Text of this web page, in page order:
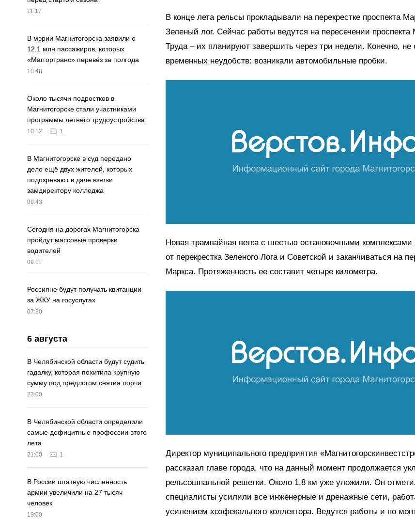
11:17
В мэрии Магнитогорска заявили о
12,1 млн пассажиров, которых
«Маггортранс» перевёз за полгода
10:48
Около тысячи подростков в
Магнитогорске стали участниками
программы летнего трудоустройства
10:12 1
В Магнитогорске в суд передано
дело ещё двух жителей, которых
подозревают в даче взятки
замдиректору колледжа
09:43
Сегодня на дорогах Магнитогорска
пройдут массовые проверки
водителей
09:11
Россияне будут получать квитанции
за ЖКУ на госуслугах
07:30
6 августа
В Челябинской области будут судить
гадалку, которая похитила крупную
сумму под предлогом снятия порчи
23:00
В Челябинской области определили
самые дефицитные профессии этого
лета
21:00 1
В России штатную численность
армии увеличили на 27 тысяч
человек
19:00
В конце лета рельсы прокладывали на перекрестке проспекта
Зеленый лог. Сейчас работы ведутся на пересечении
Труда – их планируют завершить через три недели. Конечно,
временных неудобств: возникали автомобильные пробки.
Новая трамвайная ветка с шестью остановочными комплексами
от перекрестка Зеленого Лога и Советской и заканчиваться на
Маркса. Протяженность ее составит четыре километра.
Директор муниципального предприятия
рассказал главе города, что на данный момент продолжается
рельсошпальной решетки. Около 1,8 км уже уложили. Он
специалисты усилили все инженерные и дренажные сети,
усилением хозфекального коллектора. Ведутся работы и по